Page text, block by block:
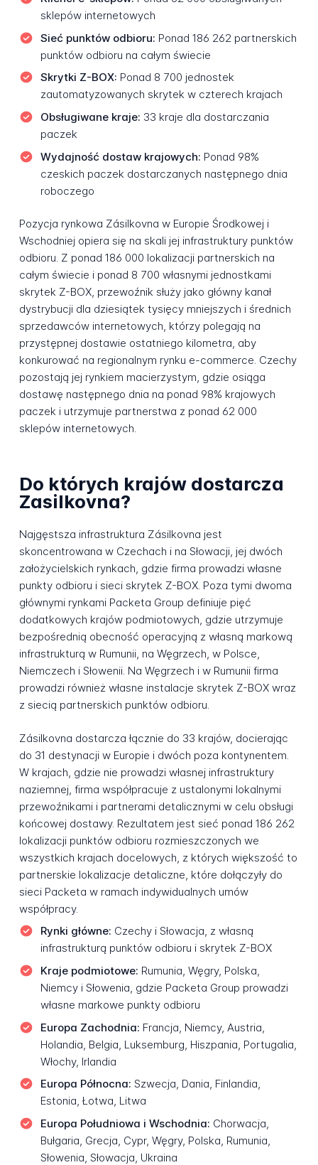
sklepów internetowych
Sieć punktów odbioru: Ponad 186 262 partnerskich
punktów odbioru na całym świecie
Skrytki Z-BOX: Ponad 8 700 jednostek
zautomatyzowanych skrytek w czterech krajach
Obsługiwane kraje: 33 kraje dla dostarczania
paczek
Wydajność dostaw krajowych: Ponad 98%
czeskich paczek dostarczanych następnego dnia
roboczego
Pozycja rynkowa Zásilkovna w Europie Środkowej i
Wschodniej opiera się na skali jej infrastruktury punktów
odbioru. Z ponad 186 000 lokalizacji partnerskich na
całym świecie i ponad 8 700 własnymi jednostkami
skrytek Z-BOX, przewoźnik służy jako główny kanał
dystrybucji dla dziesiątek tysięcy mniejszych i średnich
sprzedawców internetowych, którzy polegają na
przystępnej dostawie ostatniego kilometra, aby
konkurować na regionalnym rynku e-commerce. Czechy
pozostają jej rynkiem macierzystym, gdzie osiąga
dostawę następnego dnia na ponad 98% krajowych
paczek i utrzymuje partnerstwa z ponad 62 000
sklepów internetowych.
Do których krajów dostarcza
Zasilkovna?
Najgęstsza infrastruktura Zásilkovna jest
skoncentrowana w Czechach i na Słowacji, jej dwóch
założycielskich rynkach, gdzie firma prowadzi własne
punkty odbioru i sieci skrytek Z-BOX. Poza tymi dwoma
głównymi rynkami Packeta Group definiuje pięć
dodatkowych krajów podmiotowych, gdzie utrzymuje
bezpośrednią obecność operacyjną z własną markową
infrastrukturą w Rumunii, na Węgrzech, w Polsce,
Niemczech i Słowenii. Na Węgrzech i w Rumunii firma
prowadzi również własne instalacje skrytek Z-BOX wraz
z siecią partnerskich punktów odbioru.
Zásilkovna dostarcza łącznie do 33 krajów, docierając
do 31 destynacji w Europie i dwóch poza kontynentem.
W krajach, gdzie nie prowadzi własnej infrastruktury
naziemnej, firma współpracuje z ustalonymi lokalnymi
przewoźnikami i partnerami detalicznymi w celu obsługi
końcowej dostawy. Rezultatem jest sieć ponad 186 262
lokalizacji punktów odbioru rozmieszczonych we
wszystkich krajach docelowych, z których większość to
partnerskie lokalizacje detaliczne, które dołączyły do
sieci Packeta w ramach indywidualnych umów
współpracy.
Rynki główne: Czechy i Słowacja, z własną
infrastrukturą punktów odbioru i skrytek Z-BOX
Kraje podmiotowe: Rumunia, Węgry, Polska,
Niemcy i Słowenia, gdzie Packeta Group prowadzi
własne markowe punkty odbioru
Europa Zachodnia: Francja, Niemcy, Austria,
Holandia, Belgia, Luksemburg, Hiszpania, Portugalia,
Włochy, Irlandia
Europa Północna: Szwecja, Dania, Finlandia,
Estonia, Łotwa, Litwa
Europa Południowa i Wschodnia: Chorwacja,
Bułgaria, Grecja, Cypr, Węgry, Polska, Rumunia,
Słowenia, Słowacja, Ukraina